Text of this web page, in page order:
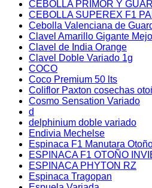
CEBOLLA PRIMOR Y
CEBOLLA SUPEREX F1
Cebolla Valenciana de
Clavel Amarillo Gigante
Clavel de India Orange
Clavel Doble Variado 1g
COCO
Coco Premium 50 lts
Coliflor Paxton cosechas
Cosmo Sensation Variado
d
delphinium doble variado
Endivia Mechelse
Espinaca F1 Manutara
ESPINACA F1 OTOÑO
ESPINACA PHYTON RZ
Espinaca Tragopan